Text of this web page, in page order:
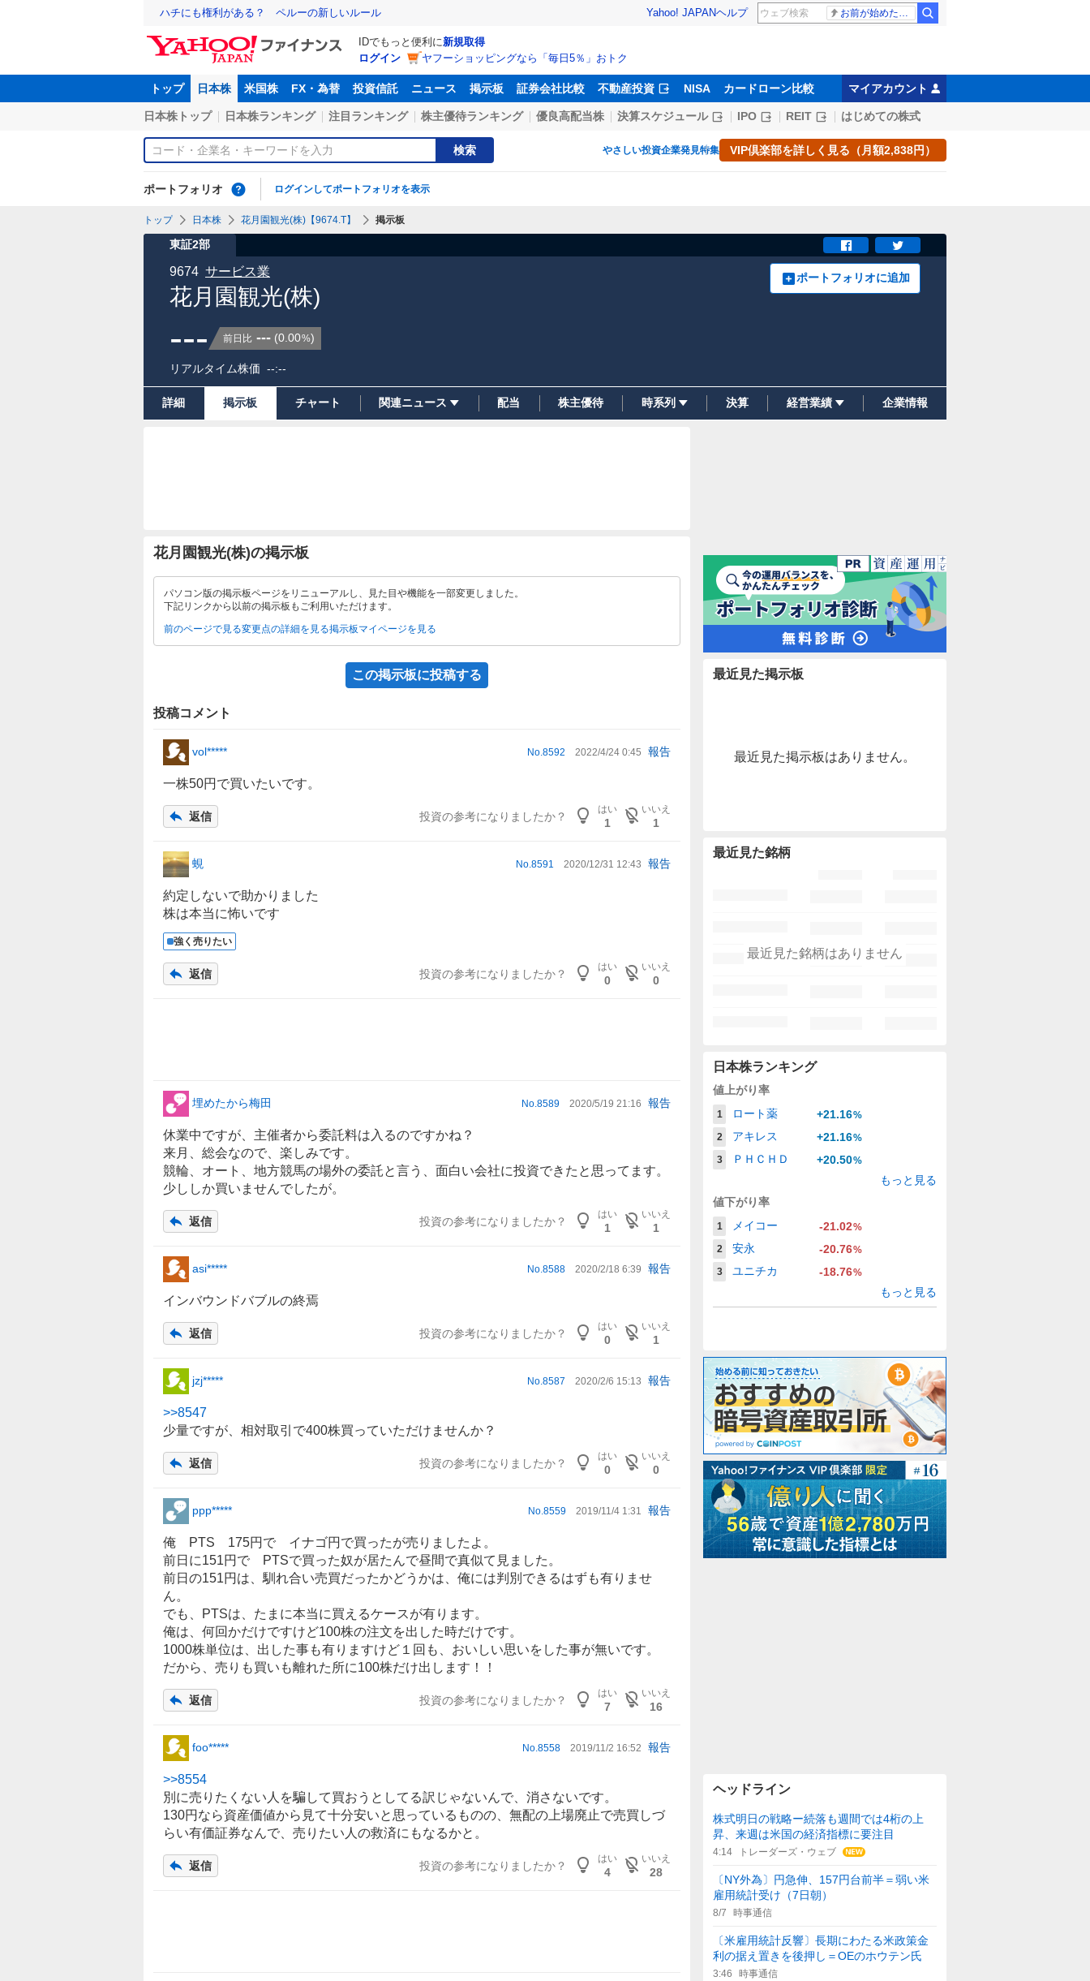
ハチにも権利がある？ ペルーの新しいルール Yahoo! JAPANヘルプ お前が始めた物語だろ
IDでもっと便利に新規取得
ログイン
ヤフーショッピングなら「毎日5％」おトク
トップ 日本株 米国株 FX・為替 投資信託 ニュース 掲示板 証券会社比較 不動産投資 NISA カードローン比較 マイアカウント
日本株トップ 日本株ランキング 注目ランキング 株主優待ランキング 優良高配当株 決算スケジュール IPO REIT はじめての株式
検索 やさしい投資企業発見特集 VIP倶楽部を詳しく見る（月額2,838円）
ポートフォリオ ログインしてポートフォリオを表示
トップ 日本株 花月園観光(株)【9674.T】 掲示板
東証2部
花月園観光(株)
9674 サービス業 ポートフォリオに追加
--- 前日比 --- (0.00%)
リアルタイム株価 --:--
詳細 掲示板 チャート 関連ニュース 配当 株主優待 時系列 決算 経営業績 企業情報
花月園観光(株)の掲示板
パソコン版の掲示板ページをリニューアルし、見た目や機能を一部変更しました。
下記リンクから以前の掲示板もご利用いただけます。
前のページで見る変更点の詳細を見る掲示板マイページを見る
この掲示板に投稿する
投稿コメント
vol***** No. 8592 2022/4/24 0:45 報告
一株50円で買いたいです。
返信 投資の参考になりましたか？
はい
1
いいえ
1
蜆 No. 8591 2020/12/31 12:43 報告
約定しないで助かりました
株は本当に怖いです
強く売りたい
返信 投資の参考になりましたか？
はい
0
いいえ
0
埋めたから梅田 No. 8589 2020/5/19 21:16 報告
休業中ですが、主催者から委託料は入るのですかね？
来月、総会なので、楽しみです。
競輪、オート、地方競馬の場外の委託と言う、面白い会社に投資できたと思ってます。
少ししか買いませんでしたが。
返信 投資の参考になりましたか？
はい
1
いいえ
1
asi***** No. 8588 2020/2/18 6:39 報告
インバウンドバブルの終焉
返信 投資の参考になりましたか？
はい
0
いいえ
1
jzj***** No. 8587 2020/2/6 15:13 報告
>>8547
少量ですが、相対取引で400株買っていただけませんか？
返信 投資の参考になりましたか？
はい
0
いいえ
0
ppp***** No. 8559 2019/11/4 1:31 報告
俺 PTS 175円で イナゴ円で買ったが売りましたよ。
前日に151円で PTSで買った奴が居たんで昼間で真似て見ました。
前日の151円は、馴れ合い売買だったかどうかは、俺には判別できるはずも有りませ
ん。
でも、PTSは、たまに本当に買えるケースが有ります。
俺は、何回かだけですけど100株の注文を出した時だけです。
1000株単位は、出した事も有りますけど１回も、おいしい思いをした事が無いです。
だから、売りも買いも離れた所に100株だけ出します！！
返信 投資の参考になりましたか？
はい
7
いいえ
16
foo***** No. 8558 2019/11/2 16:52 報告
>>8554
別に売りたくない人を騙して買おうとしてる訳じゃないんで、消さないです。
130円なら資産価値から見て十分安いと思っているものの、無配の上場廃止で売買しづ
らい有価証券なんで、売りたい人の救済にもなるかと。
返信 投資の参考になりましたか？
はい
4
いいえ
28
最近見た掲示板
最近見た掲示板はありません。
最近見た銘柄
最近見た銘柄はありません
日本株ランキング
値上がり率
1 ロート薬 +21.16%
2
アキレス +21.16%
3
ＰＨＣＨＤ +20.50%
もっと見る
値下がり率
1 メイコー -21.02%
2
安永 -20.76%
3
ユニチカ -18.76%
もっと見る
ヘッドライン
株式明日の戦略ー続落も週間では4桁の上
昇、来週は米国の経済指標に要注目
4:14 トレーダーズ・ウェブ
〔NY外為〕円急伸、157円台前半＝弱い米
雇用統計受け（7日朝）
8/7 時事通信
〔米雇用統計反響〕長期にわたる米政策金
利の据え置きを後押し＝OEのホウテン氏
3:46 時事通信